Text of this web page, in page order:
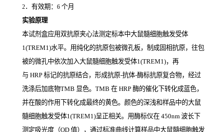
2．有效期： 6 个月
实验原理
本试剂盒应用双抗原夹心法测定标本中大鼠髓细胞触发受体
1(TREM1)水平。用纯化的抗原包被微孔板，制成固相抗原，往包
被的微孔中依次加入大鼠髓细胞触发受体1(TREM1)，再
与 HRP 标记的抗原结合，形成抗原-抗体-酶标抗原复合物，经过
洗涤后加底物TMB 显色。 TMB 在 HRP 酶的催化下转化成蓝色，
并在酸的作用下转化成最终的黄色。颜色的深浅和样品中的大鼠
髓细胞触发受体1(TREM1)呈正相关。用酶标仪在 450nm 波长下
测定吸光度（OD 值），通过标准曲线计算样品中大鼠髓细胞触发